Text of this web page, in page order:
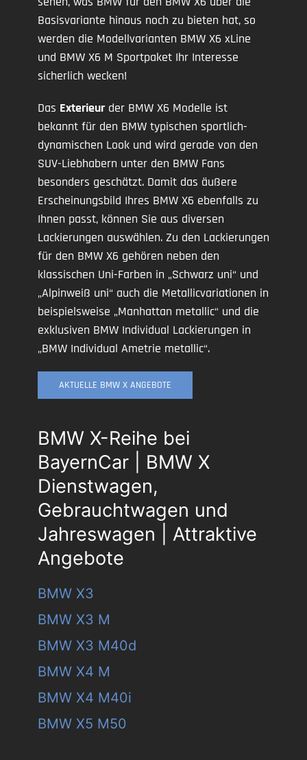
Basisvariante hinaus noch zu bieten hat, so
werden die Modellvarianten BMW X6 xLine
und BMW X6 M Sportpaket Ihr Interesse
sicherlich wecken!
Das Exterieur der BMW X6 Modelle ist
bekannt für den BMW typischen sportlich-
dynamischen Look und wird gerade von den
SUV-Liebhabern unter den BMW Fans
besonders geschätzt. Damit das äußere
Erscheinungsbild Ihres BMW X6 ebenfalls zu
Ihnen passt, können Sie aus diversen
Lackierungen auswählen. Zu den Lackierungen
für den BMW X6 gehören neben den
klassischen Uni-Farben in „Schwarz uni“ und
„Alpinweiß uni“ auch die Metallicvariationen in
beispielsweise „Manhattan metallic“ und die
exklusiven BMW Individual Lackierungen in
„BMW Individual Ametrie metallic“.
AKTUELLE BMW X ANGEBOTE
BMW X-Reihe bei
BayernCar | BMW X
Dienstwagen,
Gebrauchtwagen und
Jahreswagen | Attraktive
Angebote
BMW X3
BMW X3 M
BMW X3 M40d
BMW X4 M
BMW X4 M40i
BMW X5 M50